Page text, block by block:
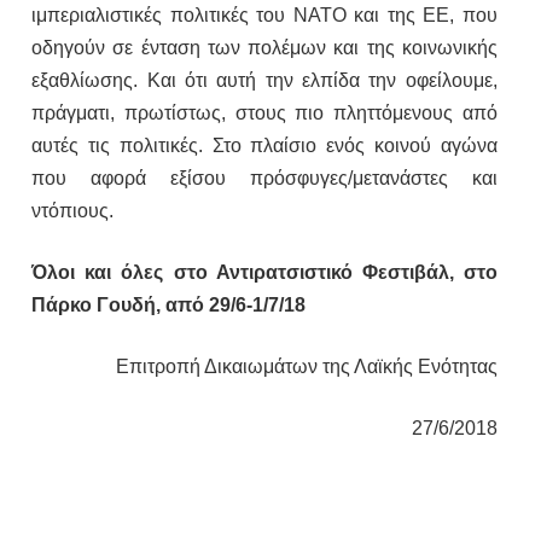
ιμπεριαλιστικές πολιτικές του ΝΑΤΟ και της ΕΕ, που
οδηγούν σε ένταση των πολέμων και της κοινωνικής
εξαθλίωσης. Και ότι αυτή την ελπίδα την οφείλουμε,
πράγματι, πρωτίστως, στους πιο πληττόμενους από
αυτές τις πολιτικές. Στο πλαίσιο ενός κοινού αγώνα
που αφορά εξίσου πρόσφυγες/μετανάστες και
ντόπιους.
Όλοι και όλες στο Αντιρατσιστικό Φεστιβάλ, στο
Πάρκο Γουδή, από 29/6-1/7/18
Επιτροπή Δικαιωμάτων της Λαϊκής Ενότητας
27/6/2018